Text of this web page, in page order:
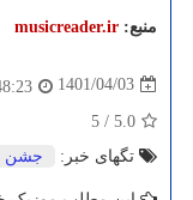
منبع: musicreader.ir
1401/04/03
5.0
/
5
تگهای خبر:
جشن